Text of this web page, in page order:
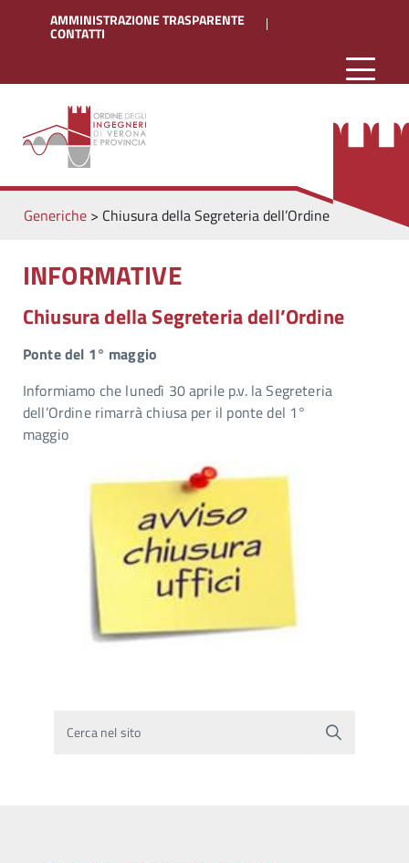
AMMINISTRAZIONE TRASPARENTE
CONTATTI
Generiche> Chiusura della Segreteria dell’Ordine
INFORMATIVE
Chiusura della Segreteria dell’Ordine
Ponte del 1° maggio
Informiamo che lunedì 30 aprile p.v. la Segreteria
dell’Ordine rimarrà chiusa per il ponte del 1°
maggio
Cerca nel sito